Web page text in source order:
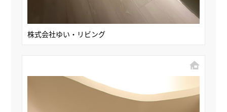
株式会社ゆい・リビング